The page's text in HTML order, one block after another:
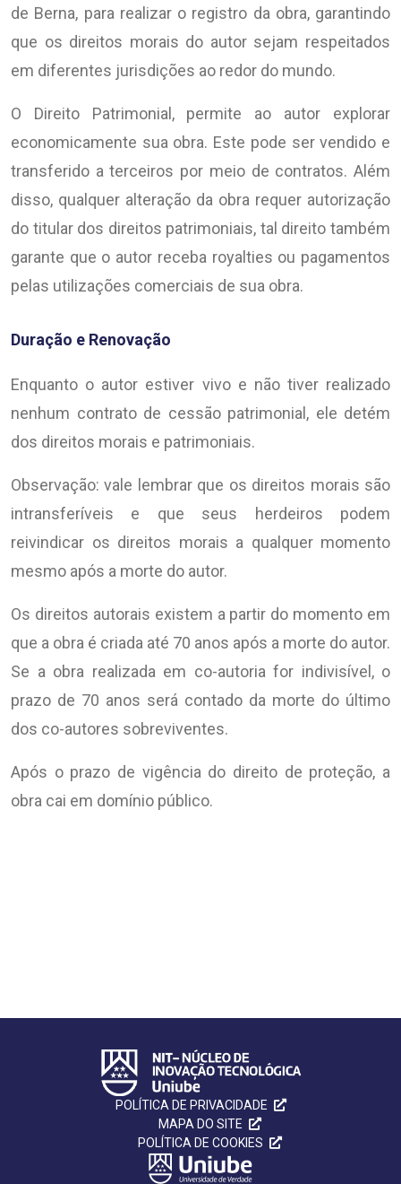
de Berna, para realizar o registro da obra, garantindo
que os direitos morais do autor sejam respeitados
em diferentes jurisdições ao redor do mundo.
O Direito Patrimonial, permite ao autor explorar
economicamente sua obra. Este pode ser vendido e
transferido a terceiros por meio de contratos. Além
disso, qualquer alteração da obra requer autorização
do titular dos direitos patrimoniais, tal direito também
garante que o autor receba royalties ou pagamentos
pelas utilizações comerciais de sua obra.
Duração e Renovação
Enquanto o autor estiver vivo e não tiver realizado
nenhum contrato de cessão patrimonial, ele detém
dos direitos morais e patrimoniais.
Observação: vale lembrar que os direitos morais são
intransferíveis e que seus herdeiros podem
reivindicar os direitos morais a qualquer momento
mesmo após a morte do autor.
Os direitos autorais existem a partir do momento em
que a obra é criada até 70 anos após a morte do autor.
Se a obra realizada em co-autoria for indivisível, o
prazo de 70 anos será contado da morte do último
dos co-autores sobreviventes.
Após o prazo de vigência do direito de proteção, a
obra cai em domínio público.
POLÍTICA DE PRIVACIDADE
MAPA DO SITE
POLÍTICA DE COOKIES